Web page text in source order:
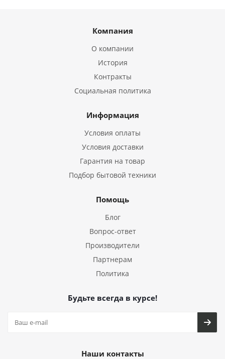
Компания
О компании
История
Контракты
Социальная политика
Информация
Условия оплаты
Условия доставки
Гарантия на товар
Подбор бытовой техники
Помощь
Блог
Вопрос-ответ
Производители
Партнерам
Политика
Будьте всегда в курсе!
Наши контакты